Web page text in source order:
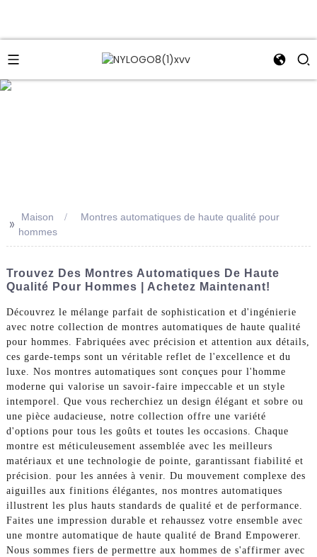
>> Maison
Montres automatiques de haute qualité pour
hommes
Trouvez Des Montres Automatiques De Haute
Qualité Pour Hommes | Achetez Maintenant!
Découvrez le mélange parfait de sophistication et d'ingénierie
avec notre collection de montres automatiques de haute qualité
pour hommes. Fabriquées avec précision et attention aux détails,
ces garde-temps sont un véritable reflet de l'excellence et du
luxe. Nos montres automatiques sont conçues pour l'homme
moderne qui valorise un savoir-faire impeccable et un style
intemporel. Que vous recherchiez un design élégant et sobre ou
une pièce audacieuse, notre collection offre une variété
d'options pour tous les goûts et toutes les occasions. Chaque
montre est méticuleusement assemblée avec les meilleurs
matériaux et une technologie de pointe, garantissant fiabilité et
précision. pour les années à venir. Du mouvement complexe des
aiguilles aux finitions élégantes, nos montres automatiques
illustrent les plus hauts standards de qualité et de performance.
Faites une impression durable et rehaussez votre ensemble avec
une montre automatique de haute qualité de Brand Empowerer.
Nous sommes fiers de permettre aux hommes de s'affirmer avec